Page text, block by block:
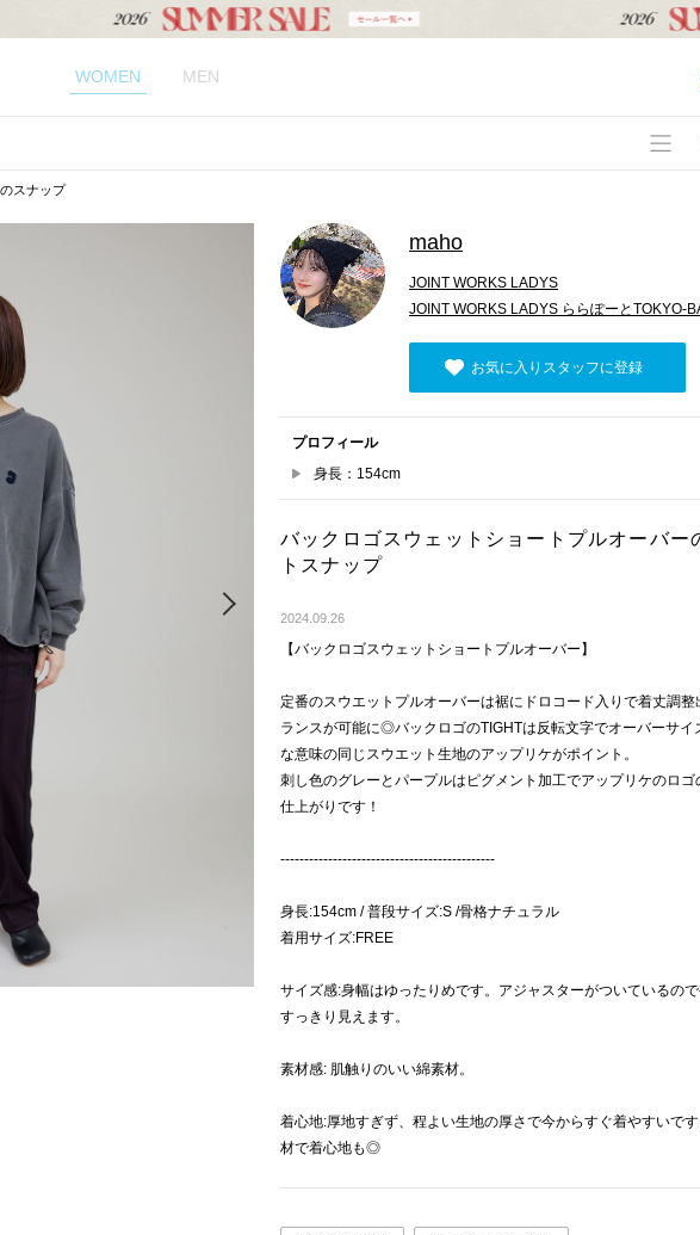
WOMEN MEN
スナップ
maho
JOINT WORKS LADYS
JOINT WORKS LADYS ららぽーとTOKYO-
お気に入りスタッフに登録
プロフィール
身長：154cm
バックロゴスウェットショートプルオーバー
トスナップ
2024.09.26
【バックロゴスウェットショートプルオーバー】
定番のスウエットプルオーバーは裾にドロコード入りで着丈調
ランスが可能に◎バックロゴのTIGHTは反転文字でオーバーサイ
な意味の同じスウエット生地のアップリケがポイント。
刺し色のグレーとパープルはピグメント加工でアップリケのロ
仕上がりです！
---------------------------------------------
身長:154cm / 普段サイズ:S /骨格ナチュラル
着用サイズ:FREE
サイズ感:身幅はゆったりめです。アジャスターがついているの
すっきり見えます。
素材感: 肌触りのいい綿素材。
着心地:厚地すぎず、程よい生地の厚さで今からすぐ着やすいで
材で着心地も◎